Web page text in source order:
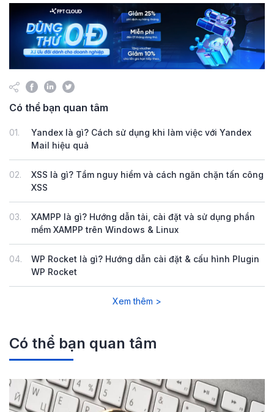
Có thể bạn quan tâm
01.
Yandex là gì? Cách sử dụng khi làm việc với Yandex
Mail hiệu quả
02.
XSS là gì? Tầm nguy hiểm và cách ngăn chặn tấn công
XSS
03.
XAMPP là gì? Hướng dẫn tải, cài đặt và sử dụng phần
mềm XAMPP trên Windows & Linux
04.
WP Rocket là gì? Hướng dẫn cài đặt & cấu hình Plugin
WP Rocket
Xem thêm >
Có thể bạn quan tâm